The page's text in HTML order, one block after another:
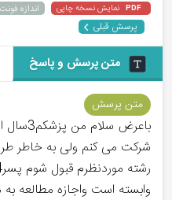
PDF نمایش نسخه چاپی اندازه
پرسش قبلی
متن پرسش و پاسخ
متن پرسش
باعرض
شرکت می کنم ولی به خاطر